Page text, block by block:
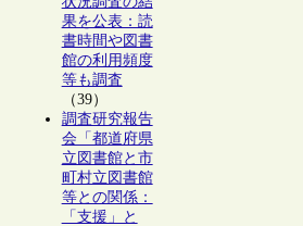
果を公表：読
書時間や図書
館の利用頻度
等も調査
（39）
調査研究報告
会「都道府県
立図書館と市
町村立図書館
等との関係：
「支援」と